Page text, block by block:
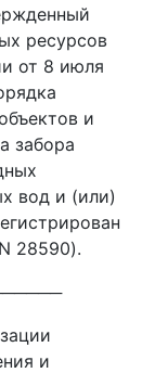
ресурсов
от 8 июля
и
забора
вод и (или)
28590).
и